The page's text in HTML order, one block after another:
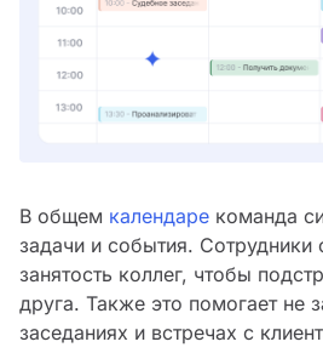
В общем календаре команда
задачи и события. Сотрудники
занятость коллег, чтобы
друга. Также это помогает не
заседаниях и встречах с